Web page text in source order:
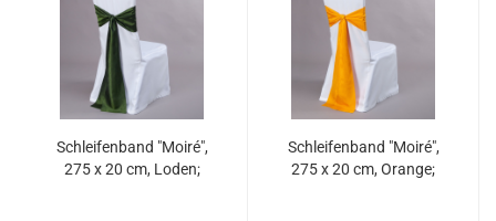
Schleifenband "Moiré",
275 x 20 cm, Loden;
Schleifenband "Moiré",
275 x 20 cm, Orange;